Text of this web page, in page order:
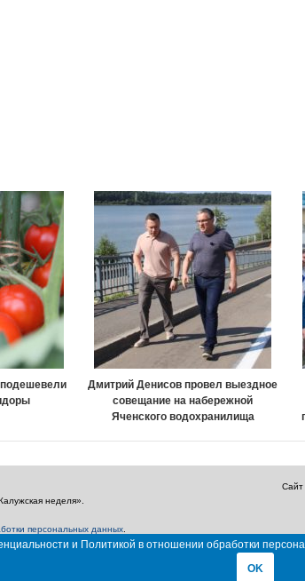
Дмитрий Денисов провел выездное
совещание на набережной
Яченского водохранилища
неделя».
персональных данных.
Сайт
Главный
и Политикой в отношении обработки
OK